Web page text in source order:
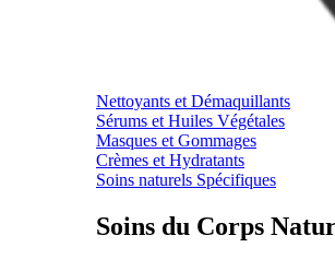
Nettoyants et Démaquillants
Sérums et Huiles Végétales
Masques et Gommages
Crèmes et Hydratants
Soins naturels Spécifiques
Soins du Corps